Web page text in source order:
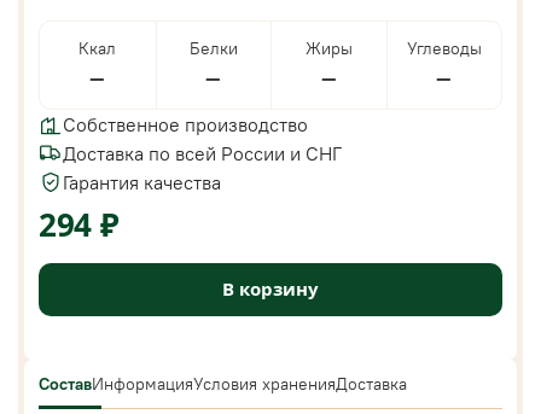
Ккал
—
Белки
—
Жиры
—
Углеводы
—
Собственное производство
Доставка по всей России и СНГ
Гарантия качества
294 ₽
В корзину
СоставИнформацияУсловия храненияДоставка